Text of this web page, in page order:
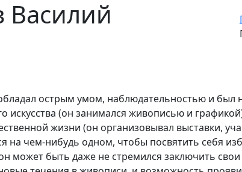
Василий
острым умом, наблюдательностью и был
искусства (он занимался живописью и
жизни (он организовывал выставки,
на чем-нибудь одном, чтобы посвятить себя
может быть даже не стремился заключить